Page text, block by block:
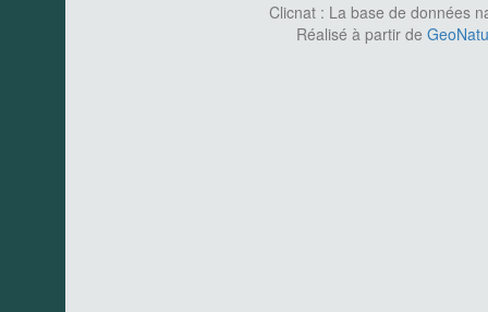
Clicnat : La base de données
Réalisé à partir de